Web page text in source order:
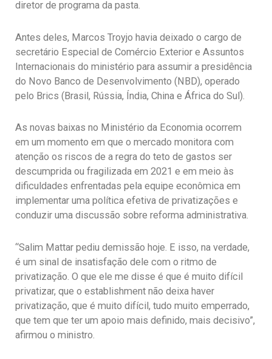
diretor de programa da pasta.
Antes deles, Marcos Troyjo havia deixado o cargo de
secretário Especial de Comércio Exterior e Assuntos
Internacionais do ministério para assumir a presidência
do Novo Banco de Desenvolvimento (NBD), operado
pelo Brics (Brasil, Rússia, Índia, China e África do Sul).
As novas baixas no Ministério da Economia ocorrem
em um momento em que o mercado monitora com
atenção os riscos de a regra do teto de gastos ser
descumprida ou fragilizada em 2021 e em meio às
dificuldades enfrentadas pela equipe econômica em
implementar uma política efetiva de privatizações e
conduzir uma discussão sobre reforma administrativa.
“Salim Mattar pediu demissão hoje. E isso, na verdade,
é um sinal de insatisfação dele com o ritmo de
privatização. O que ele me disse é que é muito difícil
privatizar, que o establishment não deixa haver
privatização, que é muito difícil, tudo muito emperrado,
que tem que ter um apoio mais definido, mais decisivo”,
afirmou o ministro.